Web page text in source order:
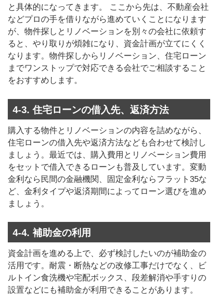
と具体的になってきます。 ここから先は、不動産会社
などプロの手を借りながら進めていくことになります
が、物件探しとリノベーションを別々の会社に依頼す
ると、やり取りが煩雑になり、資金計画が立てにくく
なります。物件探しからリノベーション、住宅ローン
までワンストップで対応できる会社でご相談すること
をおすすめします。
4-3. 住宅ローンの借入先、返済方法
購入する物件とリノベーションの内容を詰めながら、
住宅ローンの借入先や返済方法なども合わせて検討し
ましょう。最近では、購入費用とリノベーション費用
をセットで借入できるローンも普及しています。変動
金利なら民間の金融機関、固定金利ならフラット35な
ど、金利タイプや返済期間によってローン選びを進め
ましょう。
4-4. 補助金の利用
資金計画を進める上で、必ず検討したいのが補助金の
活用です。耐震・断熱などの改修工事だけでなく、ビ
ルトイン食洗機や宅配ボックス、段差解消や手すりの
設置などにも補助金が利用できることがあります。